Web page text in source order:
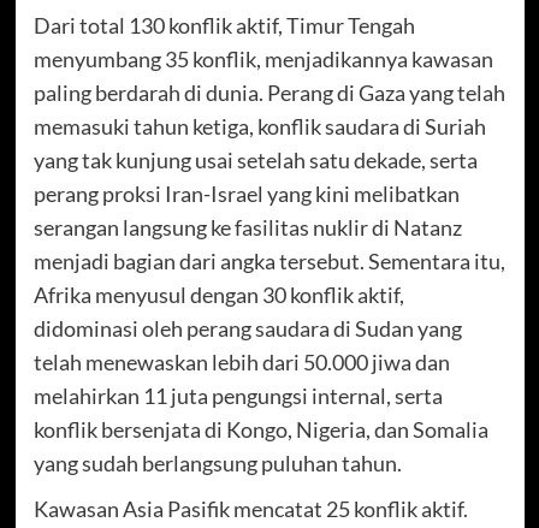
Dari total 130 konflik aktif, Timur Tengah
menyumbang 35 konflik, menjadikannya kawasan
paling berdarah di dunia. Perang di Gaza yang telah
memasuki tahun ketiga, konflik saudara di Suriah
yang tak kunjung usai setelah satu dekade, serta
perang proksi Iran-Israel yang kini melibatkan
serangan langsung ke fasilitas nuklir di Natanz
menjadi bagian dari angka tersebut. Sementara itu,
Afrika menyusul dengan 30 konflik aktif,
didominasi oleh perang saudara di Sudan yang
telah menewaskan lebih dari 50.000 jiwa dan
melahirkan 11 juta pengungsi internal, serta
konflik bersenjata di Kongo, Nigeria, dan Somalia
yang sudah berlangsung puluhan tahun.
Kawasan Asia Pasifik mencatat 25 konflik aktif.